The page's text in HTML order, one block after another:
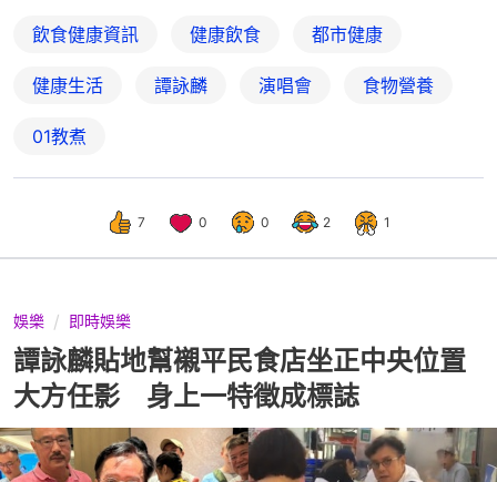
飲食健康資訊 健康飲食 都市健康
健康生活 譚詠麟 演唱會 食物營養
01教煮
7 0 0 2 1
娛樂 即時娛樂
譚詠麟貼地幫襯平民食店坐正中央位置
大方任影 身上一特徵成標誌